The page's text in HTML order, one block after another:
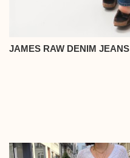
JAMES RAW DENIM JEANS